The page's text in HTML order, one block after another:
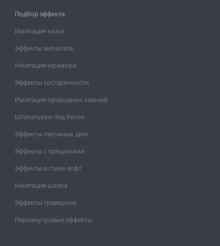
Подбор эффекта
Имитация кожи
Эффекты металлов
Имитация мрамора
Эффекты состаренности
Имитация природных камней
Штукатурки под бетон
Эффекты песчаных дюн
Эффекты с трещинами
Эффекты в стиле лофт
Имитация шелка
Эффекты траверина
Перламутровые эффекты